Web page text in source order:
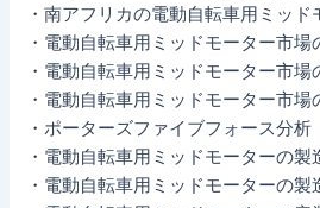
・南アフリカの電動自転車用ミッ
・電動自転車用ミッドモーター市場
・電動自転車用ミッドモーター市場
・電動自転車用ミッドモーター市場
・ポーターズファイブフォース分析
・電動自転車用ミッドモーターの
・電動自転車用ミッドモーターの製